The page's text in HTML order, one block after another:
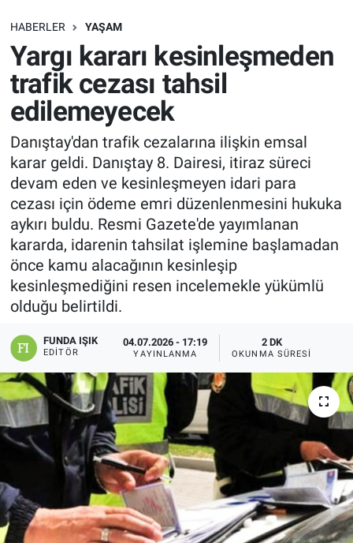
HABERLER YAŞAM
Yargı kararı kesinleşmeden
trafik cezası tahsil
edilemeyecek
Danıştay'dan trafik cezalarına ilişkin emsal
karar geldi. Danıştay 8. Dairesi, itiraz süreci
devam eden ve kesinleşmeyen idari para
cezası için ödeme emri düzenlenmesini hukuka
aykırı buldu. Resmi Gazete'de yayımlanan
kararda, idarenin tahsilat işlemine başlamadan
önce kamu alacağının kesinleşip
kesinleşmediğini resen incelemekle yükümlü
olduğu belirtildi.
FUNDA IŞIK
EDITÖR
04.07.2026 - 17:19
YAYINLANMA
2 DK
OKUNMA SÜRESI
SAĞLIK
EKONOMİ
EĞİTİM
ÖZEL HABER
Keşfet
ASTROLOJİ
MANŞET
RESMİ İLANLAR
İLAN
Bize ulaşın
İletişim/Künye
Yaşam
Gözden Kaçmasın